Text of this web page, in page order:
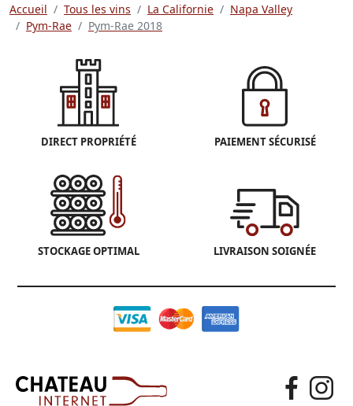
Accueil Tous les vins La Californie
Napa Valley
Pym-Rae
Pym-Rae 2018
DIRECT PROPRIÉTÉ PAIEMENT SÉCURISÉ
STOCKAGE OPTIMAL LIVRAISON SOIGNÉE